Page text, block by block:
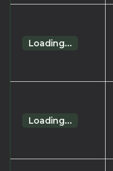
Loading...
Loading...